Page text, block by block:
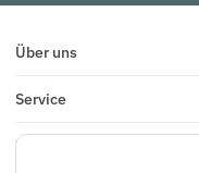
Über uns
Service
Infos